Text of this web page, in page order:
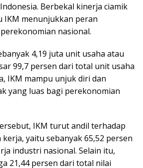
Berbekal kinerja ciamik
IKM menunjukkan peran
nasional.
4,19 juta unit usaha atau
99,7 persen dari total unit usaha
IKM mampu unjuk diri dan
yang luas bagi perekonomian
IKM turut andil terhadap
yaitu sebanyak 65,52 persen
industri nasional. Selain itu,
21,44 persen dari total nilai